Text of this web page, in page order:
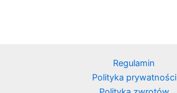
Regulamin
Polityka prywatności